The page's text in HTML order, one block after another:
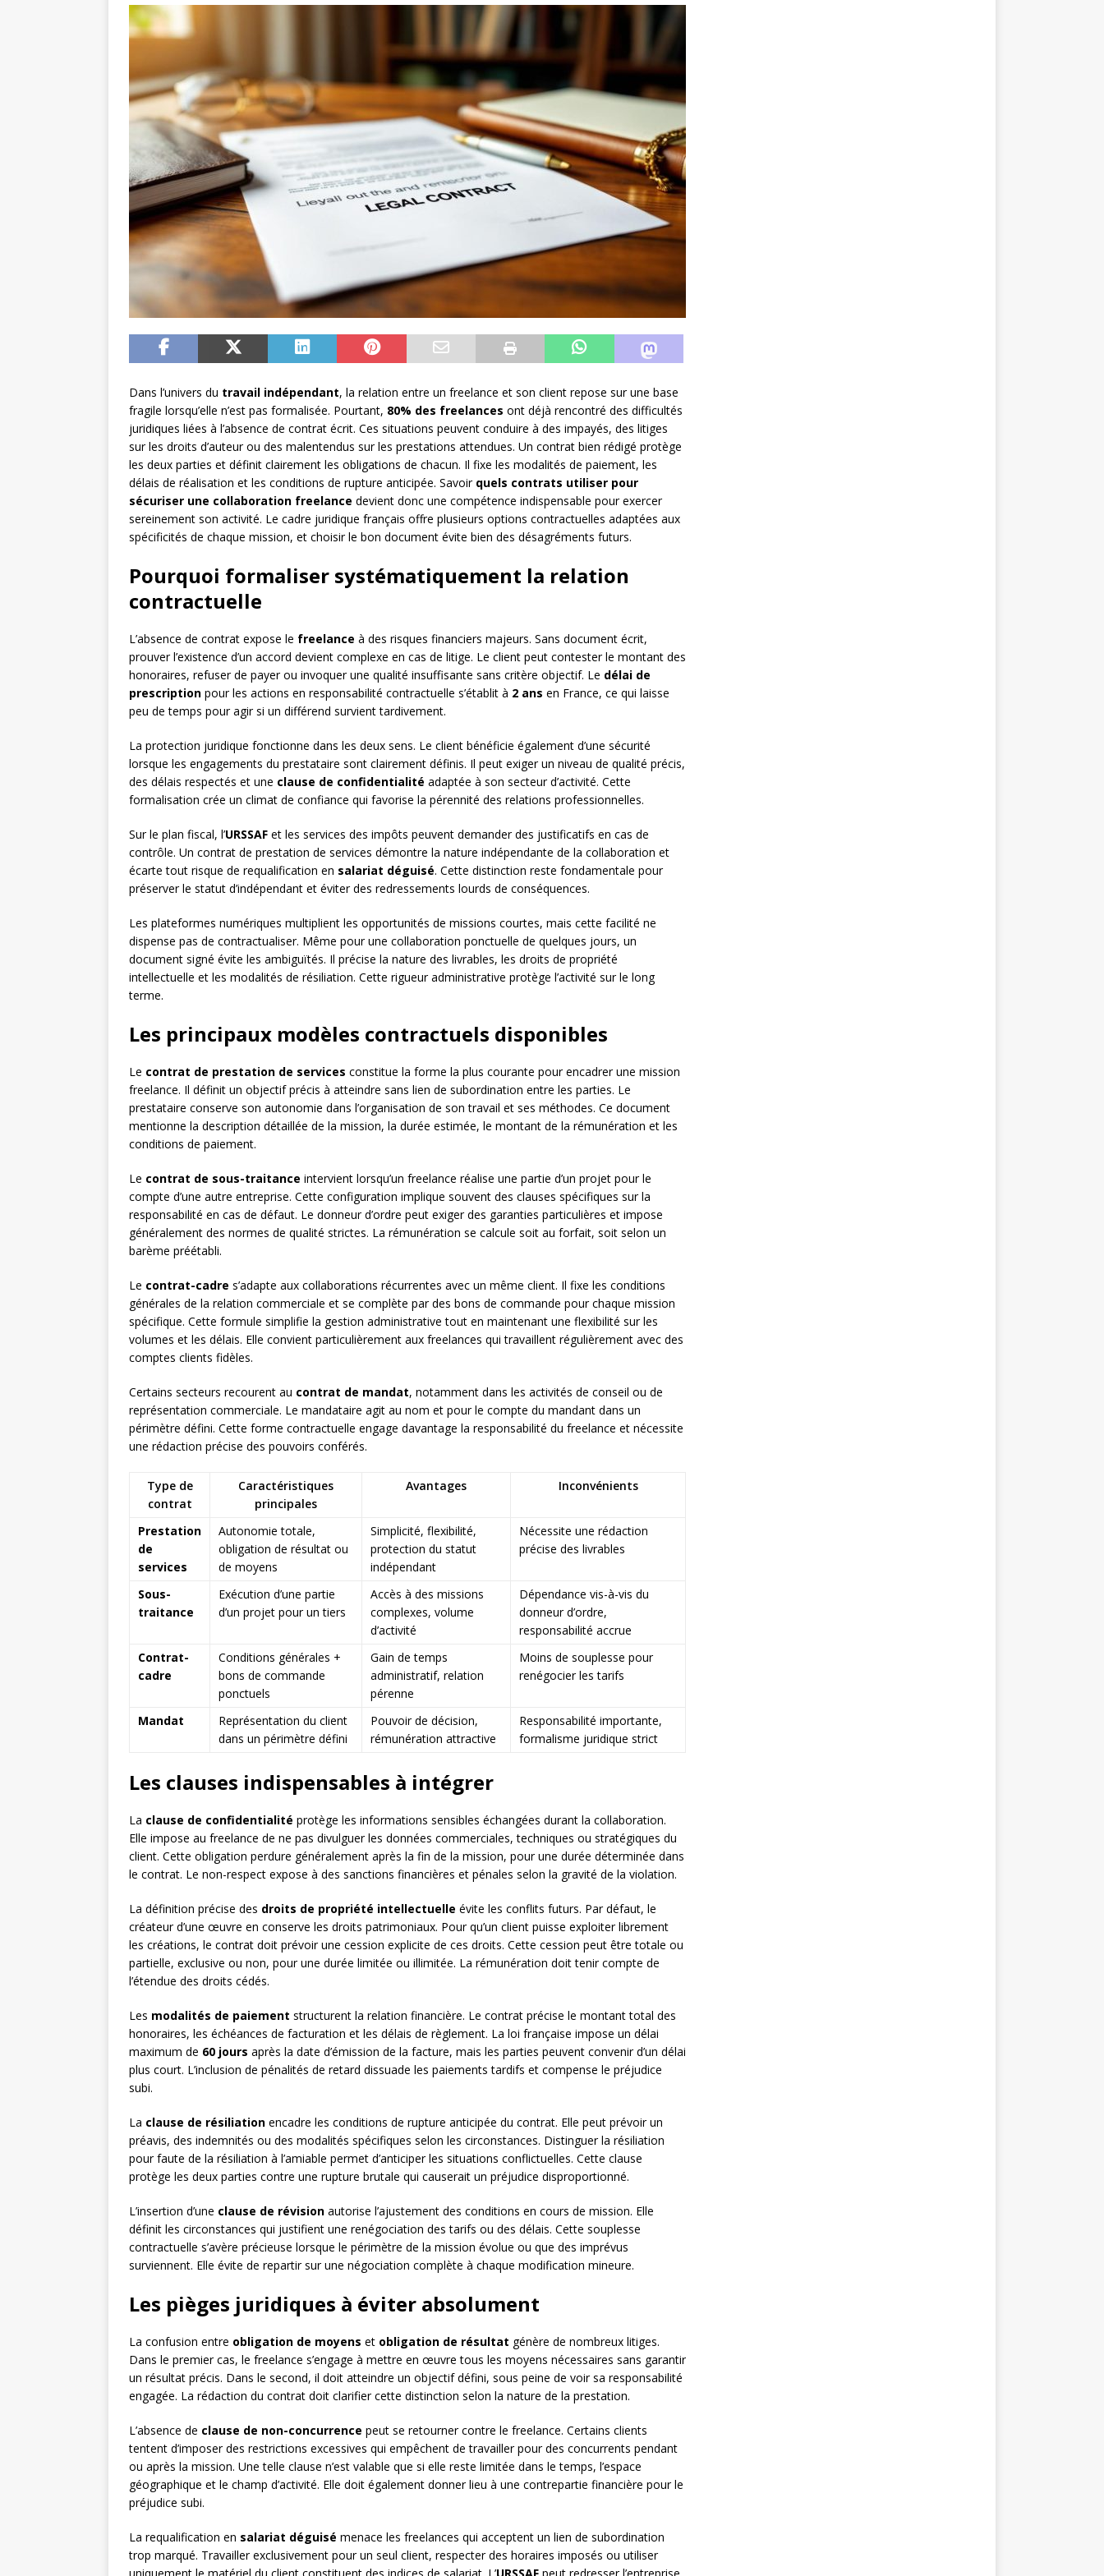
Dans l’univers du travail indépendant, la relation entre un freelance et son client repose sur une base
fragile lorsqu’elle n’est pas formalisée. Pourtant, 80% des freelances ont déjà rencontré des difficultés
juridiques liées à l’absence de contrat écrit. Ces situations peuvent conduire à des impayés, des litiges
sur les droits d’auteur ou des malentendus sur les prestations attendues. Un contrat bien rédigé protège
les deux parties et définit clairement les obligations de chacun. Il fixe les modalités de paiement, les
délais de réalisation et les conditions de rupture anticipée. Savoir quels contrats utiliser pour
sécuriser une collaboration freelance devient donc une compétence indispensable pour exercer
sereinement son activité. Le cadre juridique français offre plusieurs options contractuelles adaptées aux
spécificités de chaque mission, et choisir le bon document évite bien des désagréments futurs.
Pourquoi formaliser systématiquement la relation
contractuelle
L’absence de contrat expose le freelance à des risques financiers majeurs. Sans document écrit,
prouver l’existence d’un accord devient complexe en cas de litige. Le client peut contester le montant des
honoraires, refuser de payer ou invoquer une qualité insuffisante sans critère objectif. Le délai de
prescription pour les actions en responsabilité contractuelle s’établit à 2 ans en France, ce qui laisse
peu de temps pour agir si un différend survient tardivement.
La protection juridique fonctionne dans les deux sens. Le client bénéficie également d’une sécurité
lorsque les engagements du prestataire sont clairement définis. Il peut exiger un niveau de qualité précis,
des délais respectés et une clause de confidentialité adaptée à son secteur d’activité. Cette
formalisation crée un climat de confiance qui favorise la pérennité des relations professionnelles.
Sur le plan fiscal, l’URSSAF et les services des impôts peuvent demander des justificatifs en cas de
contrôle. Un contrat de prestation de services démontre la nature indépendante de la collaboration et
écarte tout risque de requalification en salariat déguisé. Cette distinction reste fondamentale pour
préserver le statut d’indépendant et éviter des redressements lourds de conséquences.
Les plateformes numériques multiplient les opportunités de missions courtes, mais cette facilité ne
dispense pas de contractualiser. Même pour une collaboration ponctuelle de quelques jours, un
document signé évite les ambiguïtés. Il précise la nature des livrables, les droits de propriété
intellectuelle et les modalités de résiliation. Cette rigueur administrative protège l’activité sur le long
terme.
Les principaux modèles contractuels disponibles
Le contrat de prestation de services constitue la forme la plus courante pour encadrer une mission
freelance. Il définit un objectif précis à atteindre sans lien de subordination entre les parties. Le
prestataire conserve son autonomie dans l’organisation de son travail et ses méthodes. Ce document
mentionne la description détaillée de la mission, la durée estimée, le montant de la rémunération et les
conditions de paiement.
Le contrat de sous-traitance intervient lorsqu’un freelance réalise une partie d’un projet pour le
compte d’une autre entreprise. Cette configuration implique souvent des clauses spécifiques sur la
responsabilité en cas de défaut. Le donneur d’ordre peut exiger des garanties particulières et impose
généralement des normes de qualité strictes. La rémunération se calcule soit au forfait, soit selon un
barème préétabli.
Le contrat-cadre s’adapte aux collaborations récurrentes avec un même client. Il fixe les conditions
générales de la relation commerciale et se complète par des bons de commande pour chaque mission
spécifique. Cette formule simplifie la gestion administrative tout en maintenant une flexibilité sur les
volumes et les délais. Elle convient particulièrement aux freelances qui travaillent régulièrement avec des
comptes clients fidèles.
Certains secteurs recourent au contrat de mandat, notamment dans les activités de conseil ou de
représentation commerciale. Le mandataire agit au nom et pour le compte du mandant dans un
périmètre défini. Cette forme contractuelle engage davantage la responsabilité du freelance et nécessite
une rédaction précise des pouvoirs conférés.
Type de
contrat
Caractéristiques
principales
Avantages Inconvénients
Prestation
de
services
Autonomie totale,
obligation de résultat ou
de moyens
Simplicité, flexibilité,
protection du statut
indépendant
Nécessite une rédaction
précise des livrables
Sous-
traitance
Exécution d’une partie
d’un projet pour un tiers
Accès à des missions
complexes, volume
d’activité
Dépendance vis-à-vis du
donneur d’ordre,
responsabilité accrue
Contrat-
cadre
Conditions générales +
bons de commande
ponctuels
Gain de temps
administratif, relation
pérenne
Moins de souplesse pour
renégocier les tarifs
Mandat
Représentation du client
dans un périmètre défini
Pouvoir de décision,
rémunération attractive
Responsabilité importante,
formalisme juridique strict
Les clauses indispensables à intégrer
La clause de confidentialité protège les informations sensibles échangées durant la collaboration.
Elle impose au freelance de ne pas divulguer les données commerciales, techniques ou stratégiques du
client. Cette obligation perdure généralement après la fin de la mission, pour une durée déterminée dans
le contrat. Le non-respect expose à des sanctions financières et pénales selon la gravité de la violation.
La définition précise des droits de propriété intellectuelle évite les conflits futurs. Par défaut, le
créateur d’une œuvre en conserve les droits patrimoniaux. Pour qu’un client puisse exploiter librement
les créations, le contrat doit prévoir une cession explicite de ces droits. Cette cession peut être totale ou
partielle, exclusive ou non, pour une durée limitée ou illimitée. La rémunération doit tenir compte de
l’étendue des droits cédés.
Les modalités de paiement structurent la relation financière. Le contrat précise le montant total des
honoraires, les échéances de facturation et les délais de règlement. La loi française impose un délai
maximum de 60 jours après la date d’émission de la facture, mais les parties peuvent convenir d’un délai
plus court. L’inclusion de pénalités de retard dissuade les paiements tardifs et compense le préjudice
subi.
La clause de résiliation encadre les conditions de rupture anticipée du contrat. Elle peut prévoir un
préavis, des indemnités ou des modalités spécifiques selon les circonstances. Distinguer la résiliation
pour faute de la résiliation à l’amiable permet d’anticiper les situations conflictuelles. Cette clause
protège les deux parties contre une rupture brutale qui causerait un préjudice disproportionné.
L’insertion d’une clause de révision autorise l’ajustement des conditions en cours de mission. Elle
définit les circonstances qui justifient une renégociation des tarifs ou des délais. Cette souplesse
contractuelle s’avère précieuse lorsque le périmètre de la mission évolue ou que des imprévus
surviennent. Elle évite de repartir sur une négociation complète à chaque modification mineure.
Les pièges juridiques à éviter absolument
La confusion entre obligation de moyens et obligation de résultat génère de nombreux litiges.
Dans le premier cas, le freelance s’engage à mettre en œuvre tous les moyens nécessaires sans garantir
un résultat précis. Dans le second, il doit atteindre un objectif défini, sous peine de voir sa responsabilité
engagée. La rédaction du contrat doit clarifier cette distinction selon la nature de la prestation.
L’absence de clause de non-concurrence peut se retourner contre le freelance. Certains clients
tentent d’imposer des restrictions excessives qui empêchent de travailler pour des concurrents pendant
ou après la mission. Une telle clause n’est valable que si elle reste limitée dans le temps, l’espace
géographique et le champ d’activité. Elle doit également donner lieu à une contrepartie financière pour le
préjudice subi.
La requalification en salariat déguisé menace les freelances qui acceptent un lien de subordination
trop marqué. Travailler exclusivement pour un seul client, respecter des horaires imposés ou utiliser